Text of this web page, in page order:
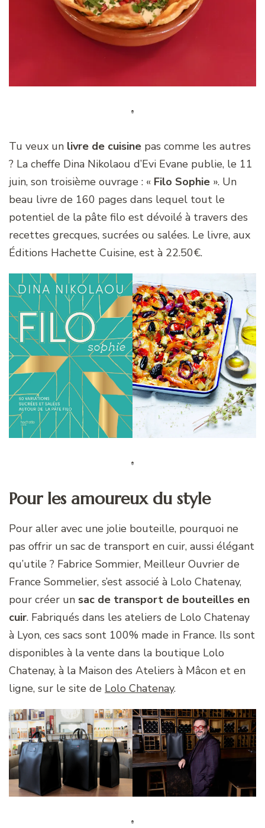
Tu veux un livre de cuisine pas comme les autres
? La cheffe Dina Nikolaou d’Evi Evane publie, le 11
juin, son troisième ouvrage : « Filo Sophie ». Un
beau livre de 160 pages dans lequel tout le
potentiel de la pâte filo est dévoilé à travers des
recettes grecques, sucrées ou salées. Le livre, aux
Éditions Hachette Cuisine, est à 22.50€.
Pour les amoureux du style
Pour aller avec une jolie bouteille, pourquoi ne
pas offrir un sac de transport en cuir, aussi élégant
qu’utile ? Fabrice Sommier, Meilleur Ouvrier de
France Sommelier, s’est associé à Lolo Chatenay,
pour créer un sac de transport de bouteilles en
cuir. Fabriqués dans les ateliers de Lolo Chatenay
à Lyon, ces sacs sont 100% made in France. Ils sont
disponibles à la vente dans la boutique Lolo
Chatenay, à la Maison des Ateliers à Mâcon et en
ligne, sur le site de Lolo Chatenay.